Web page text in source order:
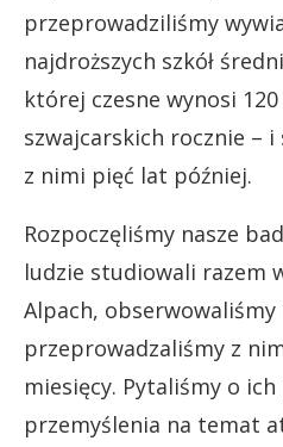
przeprowadziliśmy
najdroższych szkół
której czesne wynosi
szwajcarskich rocznie –
z nimi pięć lat później.
Rozpoczęliśmy nasze
ludzie studiowali razem
Alpach, obserwowaliśmy
przeprowadzaliśmy z
miesięcy. Pytaliśmy o
przemyślenia na temat